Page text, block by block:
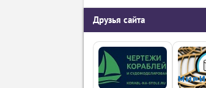
Друзья сайта